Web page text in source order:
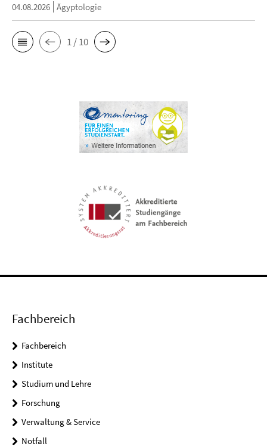
04.08.2026 Ägyptologie
1 / 10
Fachbereich
Fachbereich
Institute
Studium und Lehre
Forschung
Verwaltung & Service
Notfall